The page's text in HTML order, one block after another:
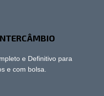
e Definitivo para
e com bolsa.